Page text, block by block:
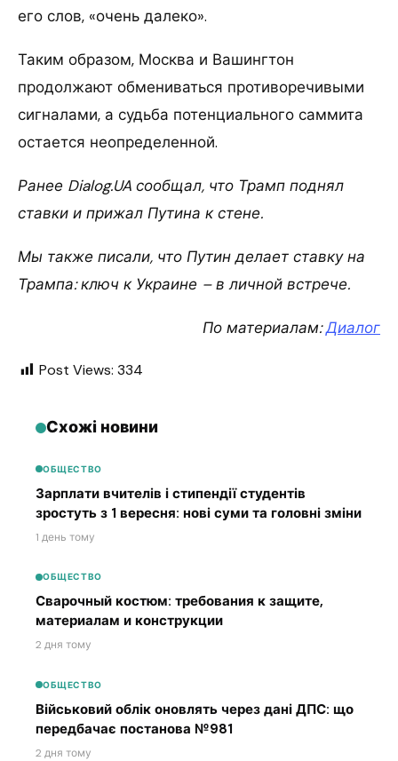
его слов, «очень далеко».
Таким образом, Москва и Вашингтон
продолжают обмениваться противоречивыми
сигналами, а судьба потенциального саммита
остается неопределенной.
Ранее Dialog.UA сообщал, что Трамп поднял
ставки и прижал Путина к стене.
Мы также писали, что Путин делает ставку на
Трампа: ключ к Украине – в личной встрече.
По материалам:Диалог
Post Views: 334
Схожі новини
ОБЩЕСТВО
Зарплати вчителів і стипендії студентів
зростуть з 1 вересня: нові суми та головні зміни
1 день тому
ОБЩЕСТВО
Сварочный костюм: требования к защите,
материалам и конструкции
2 дня тому
ОБЩЕСТВО
Військовий облік оновлять через дані ДПС: що
передбачає постанова №981
2 дня тому